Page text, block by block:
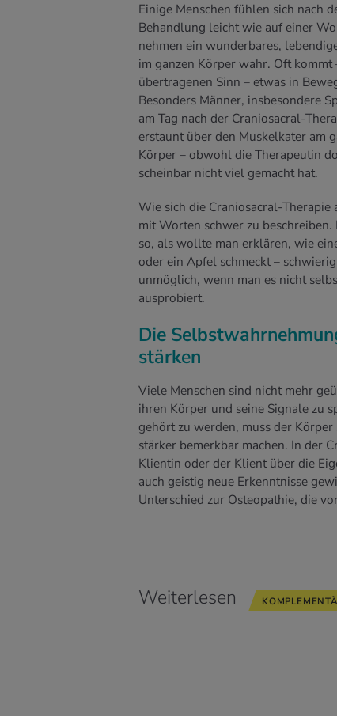
Einige Menschen fühlen sich nach
Behandlung leicht wie auf einer
nehmen ein wunderbares,
im ganzen Körper wahr. Oft kommt
übertragenen Sinn – etwas in
Besonders Männer, insbesondere
am Tag nach der Craniosacral-
erstaunt über den Muskelkater am
Körper – obwohl die Therapeutin
scheinbar nicht viel gemacht hat.
Wie sich die Craniosacral-Therapie
mit Worten schwer zu beschreiben.
so, als wollte man erklären, wie
oder ein Apfel schmeckt –
unmöglich, wenn man es nicht
ausprobiert.
Die
stärken
Viele Menschen sind nicht mehr
ihren Körper und seine Signale zu
gehört zu werden, muss der Körper
stärker bemerkbar machen. In der
Klientin oder der Klient über die
auch geistig neue Erkenntnisse
Unterschied zur Osteopathie, die
Weiterlesen